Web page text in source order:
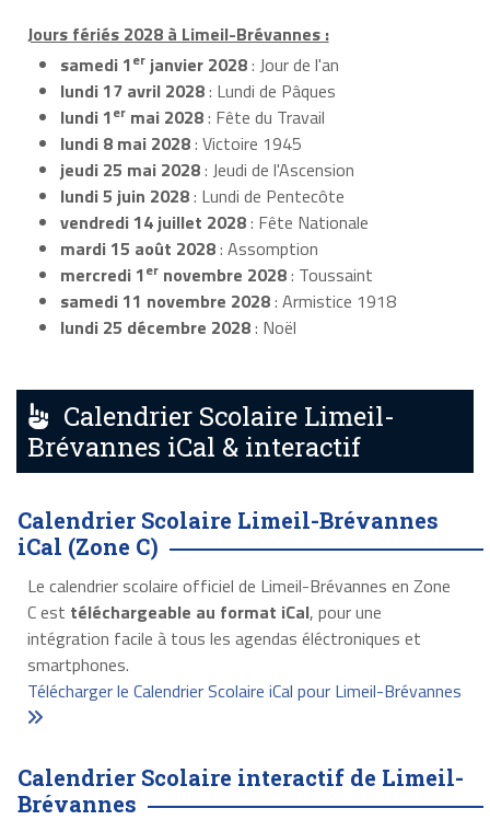
Jours fériés 2028 à Limeil-Brévannes :
samedi 1er janvier 2028: Jour de l'an
lundi 17 avril 2028: Lundi de Pâques
lundi 1er mai 2028: Fête du Travail
lundi 8 mai 2028: Victoire 1945
jeudi 25 mai 2028: Jeudi de l'Ascension
lundi 5 juin 2028: Lundi de Pentecôte
vendredi 14 juillet 2028: Fête Nationale
mardi 15 août 2028: Assomption
mercredi 1er novembre 2028: Toussaint
samedi 11 novembre 2028: Armistice 1918
lundi 25 décembre 2028: Noël
Calendrier Scolaire Limeil-
Brévannes iCal & interactif
Calendrier Scolaire Limeil-Brévannes
iCal (Zone C)
Le calendrier scolaire officiel de Limeil-Brévannes en Zone
C est téléchargeable au format iCal, pour une
intégration facile à tous les agendas éléctroniques et
smartphones.
Télécharger le Calendrier Scolaire iCal pour Limeil-Brévannes
Calendrier Scolaire interactif de Limeil-
Brévannes